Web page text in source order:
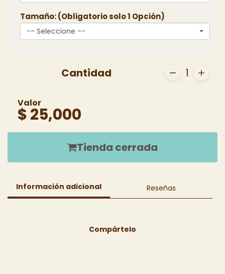
Tamaño: (Obligatorio solo 1 Opción)
-- Seleccione --
Cantidad 1
Valor
$ 25,000
Tienda cerrada
Información adicional Reseñas
Compártelo